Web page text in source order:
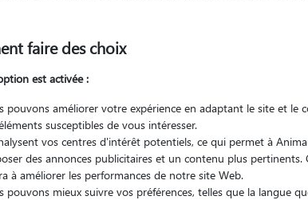
faire des choix
est activée :
pouvons améliorer votre expérience en adaptant le site et le
susceptibles de vous intéresser.
vos centres d'intérêt potentiels, ce qui permet à
des annonces publicitaires et un contenu plus pertinents.
à améliorer les performances de notre site Web.
pouvons mieux suivre vos préférences, telles que la langue